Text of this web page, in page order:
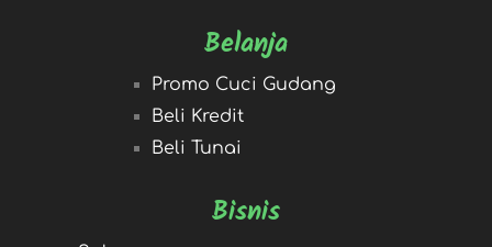
Belanja
Promo Cuci Gudang
Beli Kredit
Beli Tunai
Bisnis